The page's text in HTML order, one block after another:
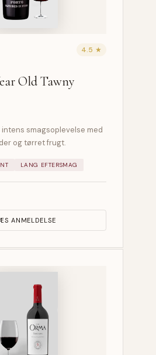
4.5 ★
Old Tawny
intens smagsoplevelse med
og tørret frugt.
LANG EFTERSMAG
ANMELDELSE